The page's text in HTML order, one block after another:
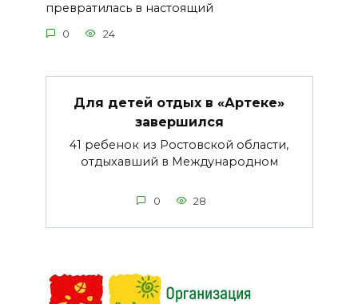
превратилась в настоящий
0 24
Для детей отдых в «Артеке»
завершился
41 ребенок из Ростовской области,
отдыхавший в Международном
0 28